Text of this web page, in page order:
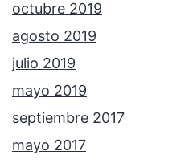
octubre 2019
agosto 2019
julio 2019
mayo 2019
septiembre 2017
mayo 2017